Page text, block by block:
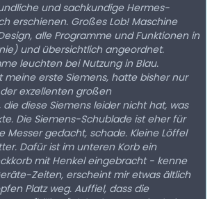
und sachkundige Hermes-
erschienen. Großes Lob! Maschine
alle Programme und Funktionen in
und übersichtlich angeordnet.
leuchten bei Nutzung in Blau.
meine erste Siemens, hatte bisher nur
exzellenten großen
diese Siemens leider nicht hat, was
Die Siemens-Schublade ist eher für
Messer gedacht, schade. Kleine Löffel
Dafür ist im unteren Korb ein
mit Henkel eingebracht - kenne
Zeiten, erscheint mir etwas ältlich
Platz weg. Auffiel, dass die